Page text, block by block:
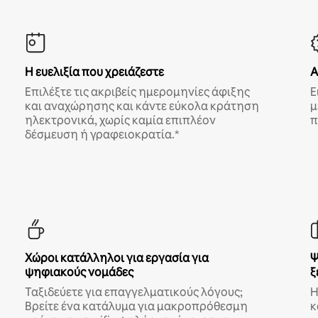
Η ευελιξία που χρειάζεστε
Επιλέξτε τις ακριβείς ημερομηνίες άφιξης
και αναχώρησης και κάντε εύκολα κράτηση
ηλεκτρονικά, χωρίς καμία επιπλέον
δέσμευση ή γραφειοκρατία.*
Χώροι κατάλληλοι για εργασία για
ψηφιακούς νομάδες
Ταξιδεύετε για επαγγελματικούς λόγους;
Βρείτε ένα κατάλυμα για μακροπρόθεσμη